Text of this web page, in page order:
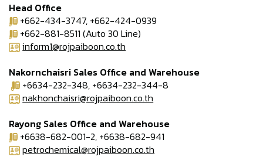
Head Office
+662-434-3747, +662-424-0939
+662-881-8511 (Auto 30 Line)
inform1@rojpaiboon.co.th
Nakornchaisri Sales Office and Warehouse
+6634-232-348, +6634-232-344-8
nakhonchaisri@rojpaiboon.co.th
Rayong Sales Office and Warehouse
+6638-682-001-2, +6638-682-941
petrochemical@rojpaiboon.co.th